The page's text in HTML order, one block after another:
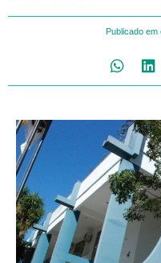
Publicado em